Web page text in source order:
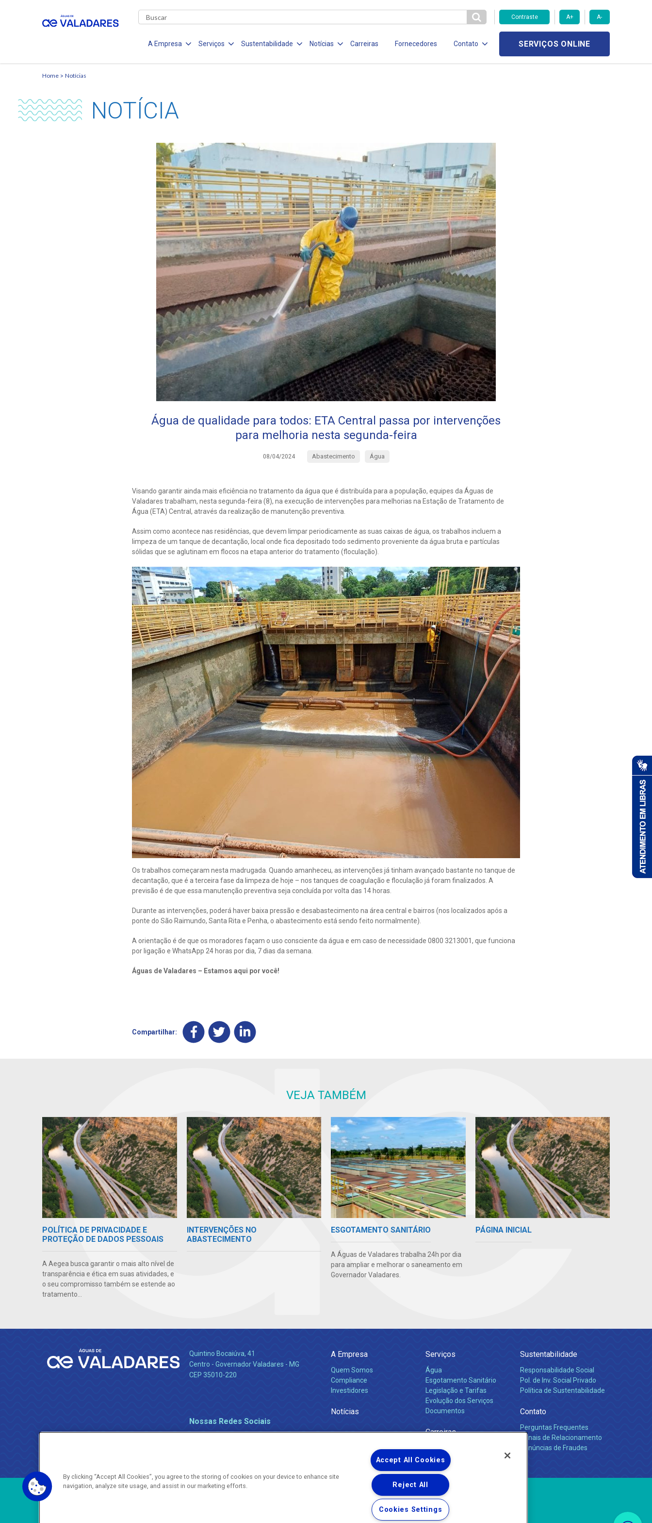
Contraste A+ A-
A Empresa Serviços Sustentabilidade Notícias Carreiras Fornecedores Contato SERVIÇOS ONLINE
Home Notícias
NOTÍCIA
Água de qualidade para todos: ETA Central passa por intervenções
para melhoria nesta segunda-feira
08/04/2024 Abastecimento Água
Visando garantir ainda mais eficiência no tratamento da água que é distribuída para a população, equipes da Águas de
Valadares trabalham, nesta segunda-feira (8), na execução de intervenções para melhorias na Estação de Tratamento de
Água (ETA) Central, através da realização de manutenção preventiva.
Assim como acontece nas residências, que devem limpar periodicamente as suas caixas de água, os trabalhos incluem a
limpeza de um tanque de decantação, local onde fica depositado todo sedimento proveniente da água bruta e partículas
sólidas que se aglutinam em flocos na etapa anterior do tratamento (floculação).
Os trabalhos começaram nesta madrugada. Quando amanheceu, as intervenções já tinham avançado bastante no tanque de
decantação, que é a terceira fase da limpeza de hoje – nos tanques de coagulação e floculação já foram finalizados. A
previsão é de que essa manutenção preventiva seja concluída por volta das 14 horas.
Durante as intervenções, poderá haver baixa pressão e desabastecimento na área central e bairros (nos localizados após a
ponte do São Raimundo, Santa Rita e Penha, o abastecimento está sendo feito normalmente).
A orientação é de que os moradores façam o uso consciente da água e em caso de necessidade 0800 3213001, que funciona
por ligação e WhatsApp 24 horas por dia, 7 dias da semana.
Águas de Valadares – Estamos aqui por você!
Compartilhar:
VEJA TAMBÉM
POLÍTICA DE PRIVACIDADE E
PROTEÇÃO DE DADOS PESSOAIS
A Aegea busca garantir o mais alto nível de
transparência e ética em suas atividades, e
o seu compromisso também se estende ao
tratamento...
INTERVENÇÕES NO
ABASTECIMENTO
ESGOTAMENTO SANITÁRIO
A Águas de Valadares trabalha 24h por dia
para ampliar e melhorar o saneamento em
Governador Valadares.
PÁGINA INICIAL
Quintino Bocaiúva, 41
Centro - Governador Valadares - MG
CEP 35010-220
Nossas Redes Sociais
A Empresa
Quem Somos
Compliance
Investidores
Notícias
Serviços
Água
Esgotamento Sanitário
Legislação e Tarifas
Evolução dos Serviços
Documentos
Carreiras
Sustentabilidade
Responsabilidade Social
Pol. de Inv. Social Privado
Política de Sustentabilidade
Contato
Perguntas Frequentes
Canais de Relacionamento
Denúncias de Fraudes
Copyright ® 2026 - Todos os Direitos Reservados.
By clicking “Accept All Cookies”, you agree to the storing of cookies on your device to enhance site
navigation, analyze site usage, and assist in our marketing efforts.
Accept All Cookies
Reject All
Cookies Settings